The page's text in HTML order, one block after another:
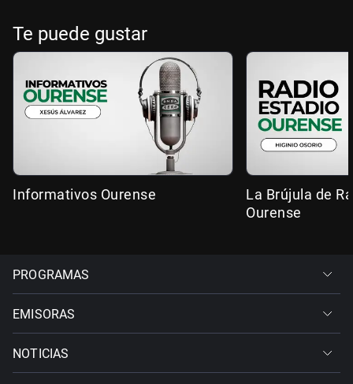
Te puede gustar
Informativos Ourense
La Brújula de
Ourense
PROGRAMAS
EMISORAS
NOTICIAS